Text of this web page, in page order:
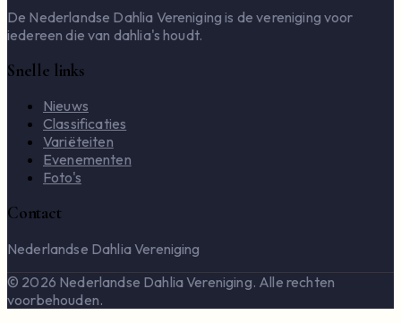
De Nederlandse Dahlia Vereniging is de vereniging voor
iedereen die van dahlia's houdt.
Snelle links
Nieuws
Classificaties
Variëteiten
Evenementen
Foto's
Contact
Nederlandse Dahlia Vereniging
© 2026 Nederlandse Dahlia Vereniging. Alle rechten
voorbehouden.